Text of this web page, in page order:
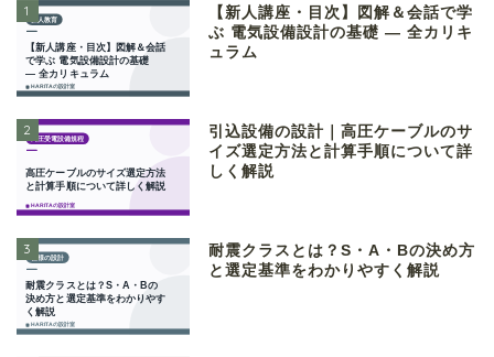
1
【新人講座・目次】図解＆会話で学
ぶ 電気設備設計の基礎 ― 全カリキ
ュラム
2
引込設備の設計｜高圧ケーブルのサ
イズ選定方法と計算手順について詳
しく解説
3
耐震クラスとは？S・A・Bの決め方
と選定基準をわかりやすく解説